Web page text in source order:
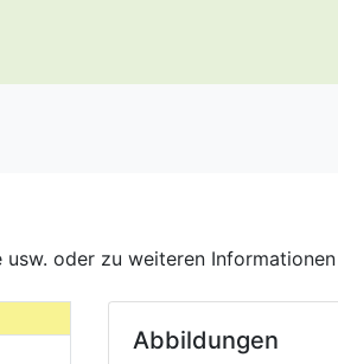
oder zu weiteren
Abbildungen